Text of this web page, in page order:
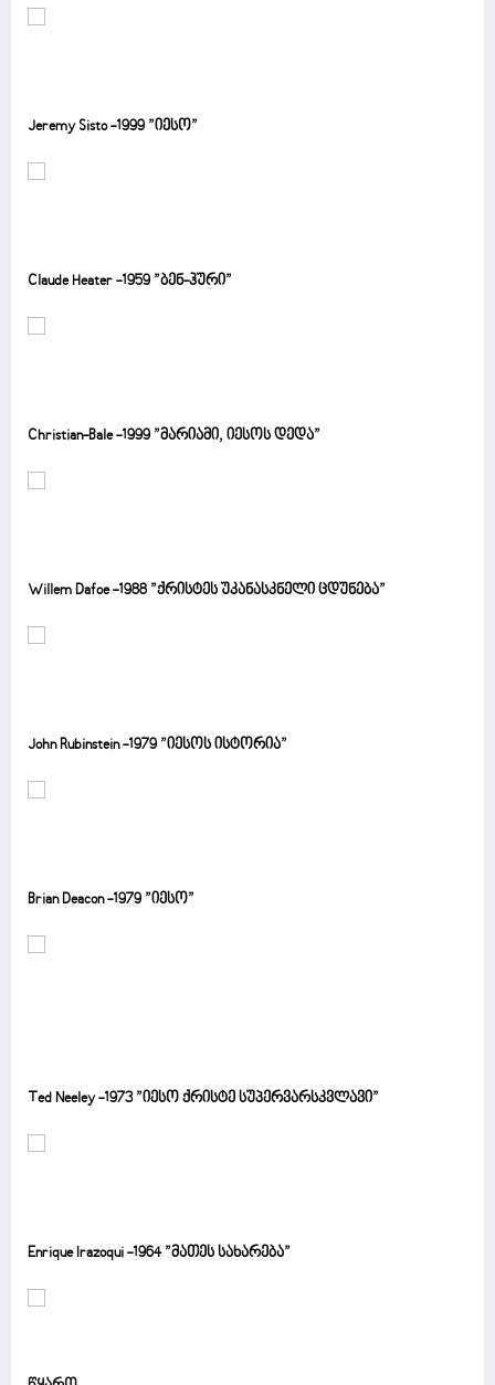
Jeremy Sisto -1999 ”იესო”
Claude Heater -1959 ”ბენ-ჰური”
Christian-Bale -1999 ”მარიამი, იესოს დედა”
Willem Dafoe -1988 ”ქრისტეს უკანასკნელი ცდუნება”
John Rubinstein -1979 ”იესოს ისტორია”
Brian Deacon -1979 ”იესო”
Ted Neeley -1973 ”იესო ქრისტე სუპერვარსკვლავი”
Enrique Irazoqui -1964 ”მათეს სახარება”